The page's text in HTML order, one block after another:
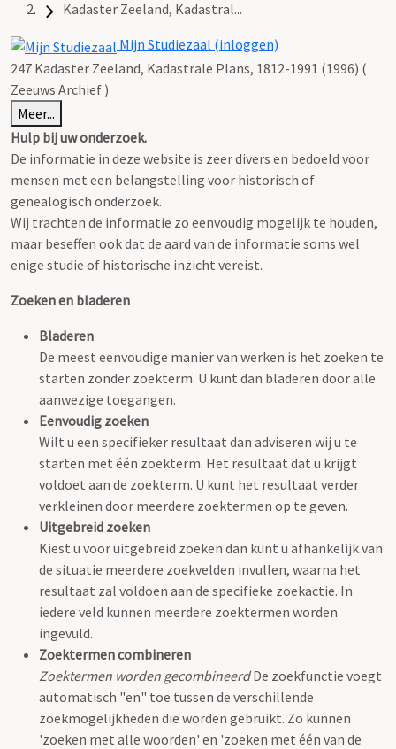
Kadaster Zeeland, Kadastral...
Mijn Studiezaal (inloggen)
247 Kadaster Zeeland, Kadastrale Plans, 1812-1991 (1996) (
Zeeuws Archief )
Meer...
Hulp bij uw onderzoek.
De informatie in deze website is zeer divers en bedoeld voor
mensen met een belangstelling voor historisch of
genealogisch onderzoek.
Wij trachten de informatie zo eenvoudig mogelijk te houden,
maar beseffen ook dat de aard van de informatie soms wel
enige studie of historische inzicht vereist.
Zoeken en bladeren
Bladeren
De meest eenvoudige manier van werken is het zoeken te
starten zonder zoekterm. U kunt dan bladeren door alle
aanwezige toegangen.
Eenvoudig zoeken
Wilt u een specifieker resultaat dan adviseren wij u te
starten met één zoekterm. Het resultaat dat u krijgt
voldoet aan de zoekterm. U kunt het resultaat verder
verkleinen door meerdere zoektermen op te geven.
Uitgebreid zoeken
Kiest u voor uitgebreid zoeken dan kunt u afhankelijk van
de situatie meerdere zoekvelden invullen, waarna het
resultaat zal voldoen aan de specifieke zoekactie. In
iedere veld kunnen meerdere zoektermen worden
ingevuld.
Zoektermen combineren
Zoektermen worden gecombineerdDe zoekfunctie voegt
automatisch "en" toe tussen de verschillende
zoekmogelijkheden die worden gebruikt. Zo kunnen
'zoeken met alle woorden' en 'zoeken met één van de